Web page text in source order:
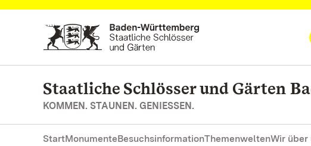
Zum Hauptinhalt springen
Staatliche Schlösser und Gärten
KOMMEN. STAUNEN. GENIESSEN.
StartMonumenteBesuchsinformationThemenweltenWir über